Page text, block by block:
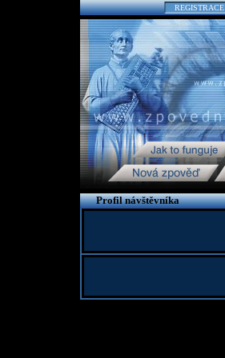
REGISTRACE
Profil návštěvníka